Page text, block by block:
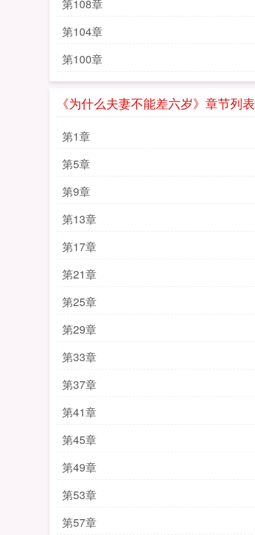
第108章
第104章
第100章
《为什么夫妻不能差六岁》章节列表
第1章
第5章
第9章
第13章
第17章
第21章
第25章
第29章
第33章
第37章
第41章
第45章
第49章
第53章
第57章